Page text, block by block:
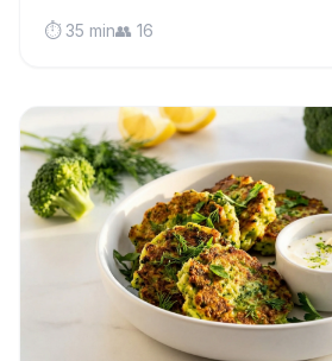
⏱️ 35 min👥 16